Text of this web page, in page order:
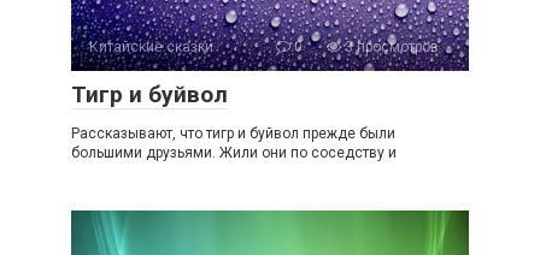
Китайские сказки 0 3 просмотров
Тигр и буйвол
Рассказывают, что тигр и буйвол прежде были
большими друзьями. Жили они по соседству и